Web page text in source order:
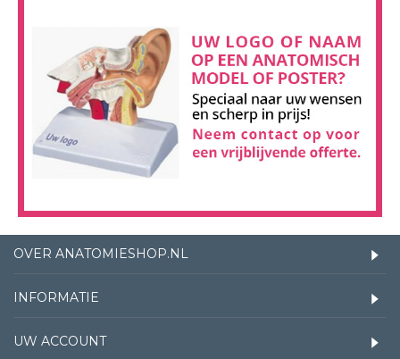
OVER ANATOMIESHOP.NL
INFORMATIE
UW ACCOUNT